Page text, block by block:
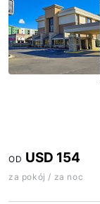
OD USD 154
za pokój / za noc